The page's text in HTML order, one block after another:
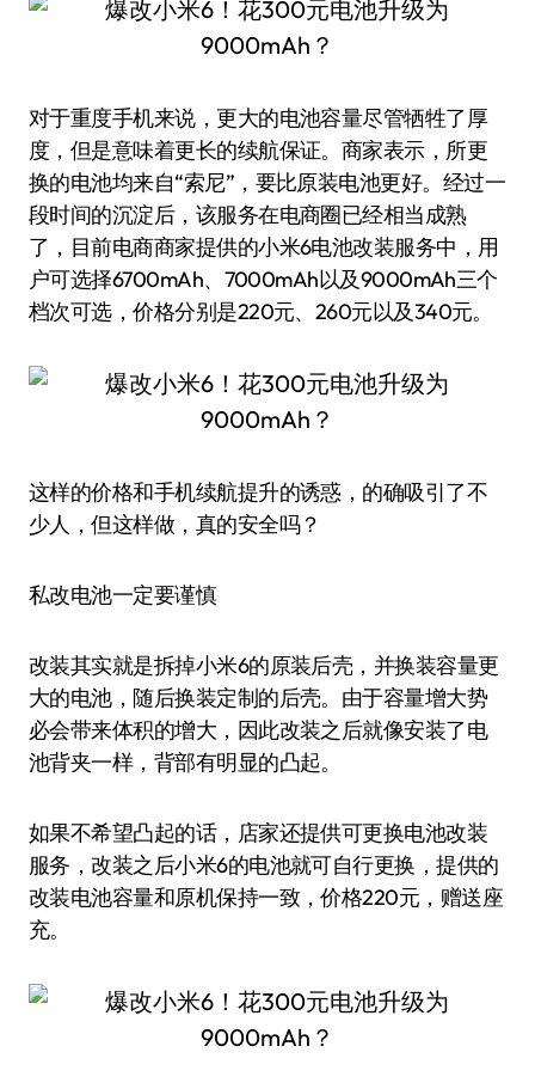
对于重度手机来说，更大的电池容量尽管牺牲了厚
度，但是意味着更长的续航保证。商家表示，所更
换的电池均来自“索尼”，要比原装电池更好。经过一
段时间的沉淀后，该服务在电商圈已经相当成熟
了，目前电商商家提供的小米6电池改装服务中，用
户可选择6700mAh、7000mAh以及9000mAh三个
档次可选，价格分别是220元、260元以及340元。
这样的价格和手机续航提升的诱惑，的确吸引了不
少人，但这样做，真的安全吗？
私改电池一定要谨慎
改装其实就是拆掉小米6的原装后壳，并换装容量更
大的电池，随后换装定制的后壳。由于容量增大势
必会带来体积的增大，因此改装之后就像安装了电
池背夹一样，背部有明显的凸起。
如果不希望凸起的话，店家还提供可更换电池改装
服务，改装之后小米6的电池就可自行更换，提供的
改装电池容量和原机保持一致，价格220元，赠送座
充。